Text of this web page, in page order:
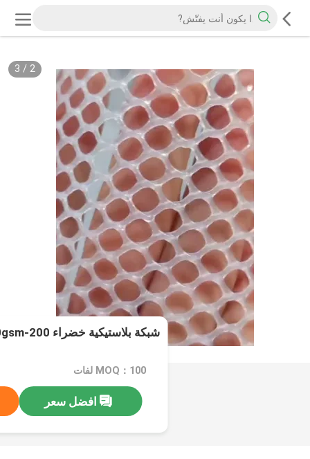
2
/
3
شبكة بلاستيكية خضراء 200-400gsm شبكة مضادة للثلج
MOQ：100 لفات
افضل سعر